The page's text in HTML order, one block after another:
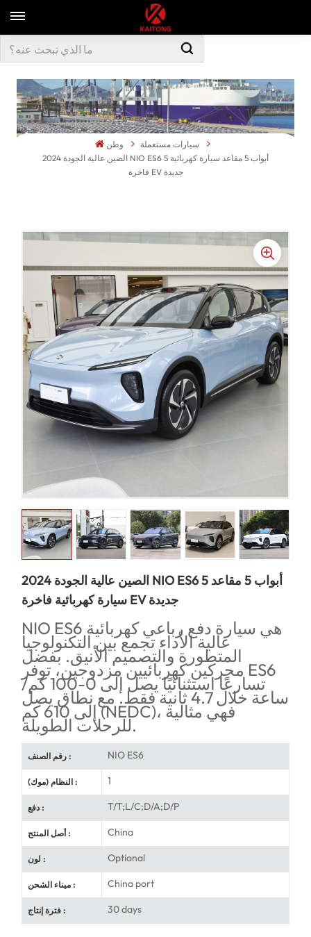
وطن
سيارات مستعملة
2024 الصين عالية الجودة NIO ES6 5 أبواب 5 مقاعد سيارة كهربائية
فاخرة EV جديدة
2024 الصين عالية الجودة NIO ES6 5 أبواب 5 مقاعد
سيارة كهربائية فاخرة EV جديدة
NIO ES6 هي سيارة دفع رباعي كهربائية
عالية الأداء تجمع بين التكنولوجيا
المتطورة والتصميم الأنيق. بفضل
محركين كهربائيين مزدوجين، توفر ES6
تسارعًا استثنائيًا يصل إلى 0-100 كم/
ساعة خلال 4.7 ثانية فقط. مع نطاق يصل
إلى 610 كم (NEDC)، فهي مثالية
للرحلات الطويلة.
رقم الصنف : NIO ES6
النظام (موك) : 1
دفع : T/T;L/C;D/A;D/P
أصل المنتج : China
لون : Optional
ميناء الشحن : China port
فترة إنتاج : 30 days